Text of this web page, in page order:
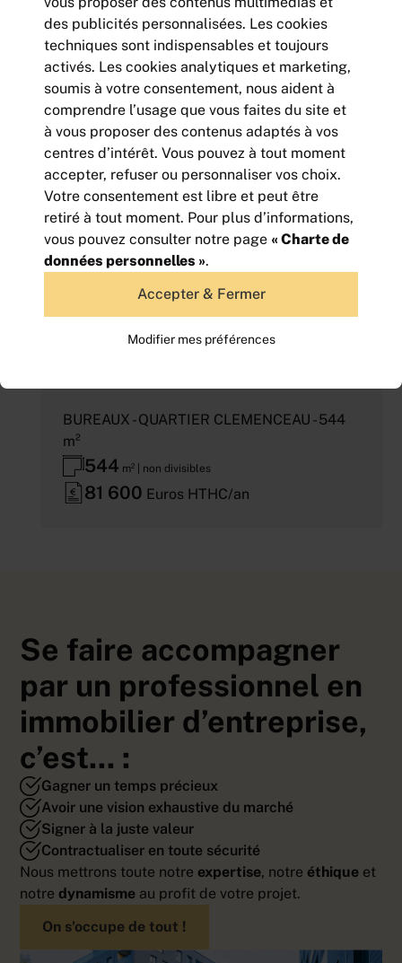
LOCATION - BUREAUX - TOISON D'OR
420 m² | divisibles à partir de
54 600Euros HC/an
BUREAUX - QUARTIER CLEMENCEAU - 544
m²
544 m² | non divisibles
81 600 Euros HTHC/an
Se faire accompagner
par un professionnel en
immobilier d’entreprise,
c’est... :
Gagner un temps précieux
Avoir une vision exhaustive du marché
Signer à la juste valeur
Contractualiser en toute sécurité
Nous mettrons toute notre expertise, notre éthique et
notre dynamisme au profit de votre projet.
On s'occupe de tout !
des publicités personnalisées. Les cookies
techniques sont indispensables et toujours
activés. Les cookies analytiques et marketing,
soumis à votre consentement, nous aident à
comprendre l’usage que vous faites du site et
à vous proposer des contenus adaptés à vos
centres d’intérêt. Vous pouvez à tout moment
accepter, refuser ou personnaliser vos choix.
Votre consentement est libre et peut être
retiré à tout moment. Pour plus d’informations,
vous pouvez consulter notre page « Charte de
données personnelles ».
Accepter & Fermer
Modifier mes préférences